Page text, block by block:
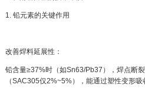
1. 铅元素的关键作用
改善焊料延展性：
铅含量≥37%时（如Sn63/Pb37），焊点断
（SAC305仅2%~5%），能通过塑性变形